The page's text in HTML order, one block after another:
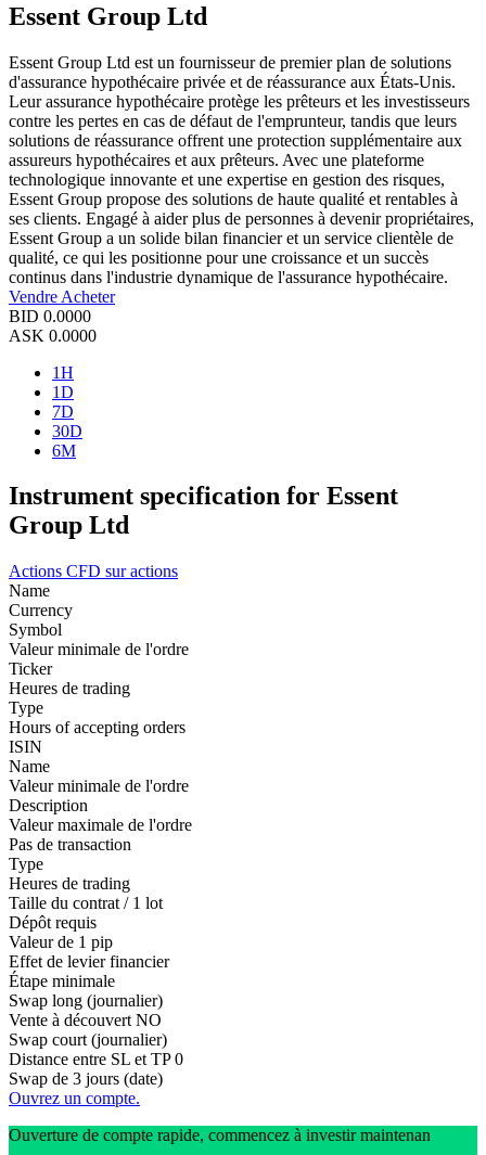
Essent Group Ltd
Essent Group Ltd est un fournisseur de premier plan de solutions
d'assurance hypothécaire privée et de réassurance aux États-Unis.
Leur assurance hypothécaire protège les prêteurs et les investisseurs
contre les pertes en cas de défaut de l'emprunteur, tandis que leurs
solutions de réassurance offrent une protection supplémentaire aux
assureurs hypothécaires et aux prêteurs. Avec une plateforme
technologique innovante et une expertise en gestion des risques,
Essent Group propose des solutions de haute qualité et rentables à
ses clients. Engagé à aider plus de personnes à devenir propriétaires,
Essent Group a un solide bilan financier et un service clientèle de
qualité, ce qui les positionne pour une croissance et un succès
continus dans l'industrie dynamique de l'assurance hypothécaire.
Vendre Acheter
BID 0.0000
ASK 0.0000
1H
1D
7D
30D
6M
Instrument specification for Essent
Group Ltd
Actions CFD sur actions
Name
Currency
Symbol
Valeur minimale de l'ordre
Ticker
Heures de trading
Type
Hours of accepting orders
ISIN
Name
Valeur minimale de l'ordre
Description
Valeur maximale de l'ordre
Pas de transaction
Type
Heures de trading
Taille du contrat / 1 lot
Dépôt requis
Valeur de 1 pip
Effet de levier financier
Étape minimale
Swap long (journalier)
Vente à découvert NO
Swap court (journalier)
Distance entre SL et TP 0
Swap de 3 jours (date)
Ouvrez un compte.
Ouverture de compte rapide, commencez à investir maintenan